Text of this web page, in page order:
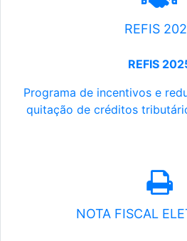
REFIS
REFIS
Programa de incentivos e
quitação de créditos
NOTA FISCAL